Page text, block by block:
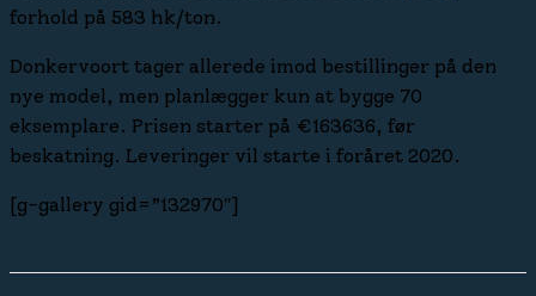
forhold på 583 hk/ton.
Donkervoort tager allerede imod bestillinger på den
nye model, men planlægger kun at bygge 70
eksemplare. Prisen starter på €163636, før
beskatning. Leveringer vil starte i foråret 2020.
[g-gallery gid=”132970″]